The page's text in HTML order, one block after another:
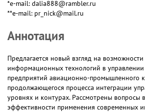
*e-mail: dalia888@rambler.ru
**e-mail: pr_nick@mail.ru
Аннотация
Предлагается новый взгляд на
информационных технологий в управлении
предприятий авиационно-промышленного
продолжающегося процесса интеграции
уровнях и контурах. Рассмотрены вопросы
эффективности применения современных